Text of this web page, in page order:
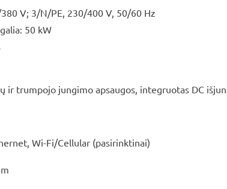
V; 3/N/PE, 230/400 V, 50/60 Hz
50 kW
ir trumpojo jungimo apsaugos, integruotas DC
Wi-Fi/Cellular (pasirinktinai)